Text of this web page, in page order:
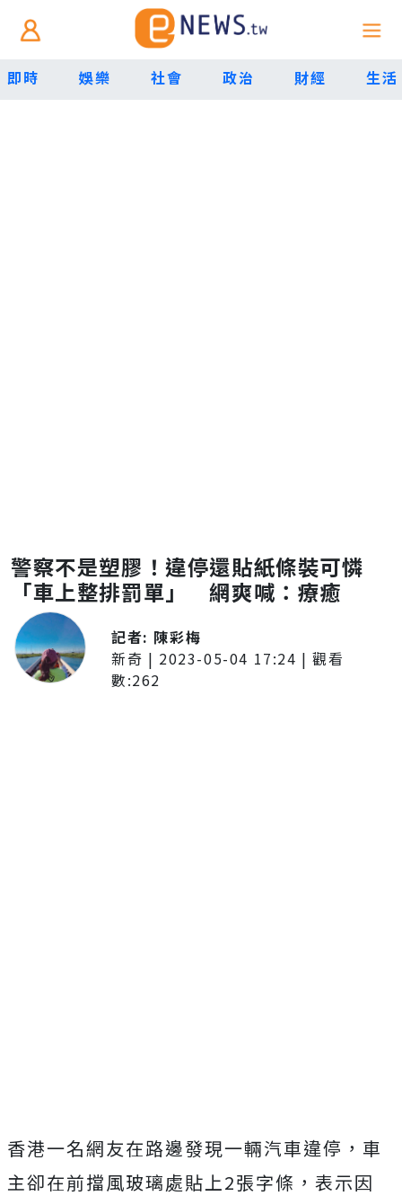
即時 娛樂 社會 政治 財經 生活
警察不是塑膠！違停還貼紙條裝可憐
「車上整排罰單」 網爽喊：療癒
記者: 陳彩梅
新奇 | 2023-05-04 17:24 | 觀看
數:262
香港一名網友在路邊發現一輛汽車違停，車
主卻在前擋風玻璃處貼上2張字條，表示因